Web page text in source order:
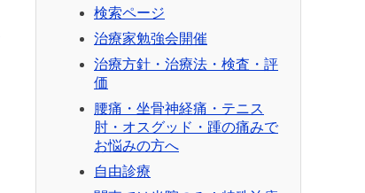
検索ページ
治療家勉強会開催
治療方針・治療法・検査・評
価
腰痛・坐骨神経痛・テニス
肘・オスグッド・踵の痛みで
お悩みの方へ
自由診療